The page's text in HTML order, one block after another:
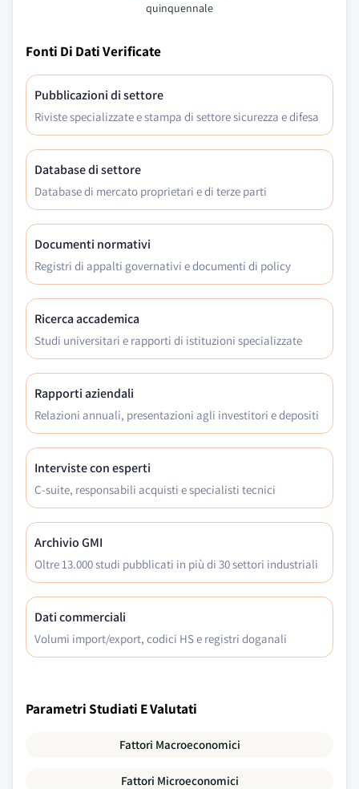
quinquennale
Fonti Di Dati Verificate
Pubblicazioni di settore
Riviste specializzate e stampa di settore sicurezza e difesa
Database di settore
Database di mercato proprietari e di terze parti
Documenti normativi
Registri di appalti governativi e documenti di policy
Ricerca accademica
Studi universitari e rapporti di istituzioni specializzate
Rapporti aziendali
Relazioni annuali, presentazioni agli investitori e depositi
Interviste con esperti
C-suite, responsabili acquisti e specialisti tecnici
Archivio GMI
Oltre 13.000 studi pubblicati in più di 30 settori industriali
Dati commerciali
Volumi import/export, codici HS e registri doganali
Parametri Studiati E Valutati
Fattori Macroeconomici
Fattori Microeconomici